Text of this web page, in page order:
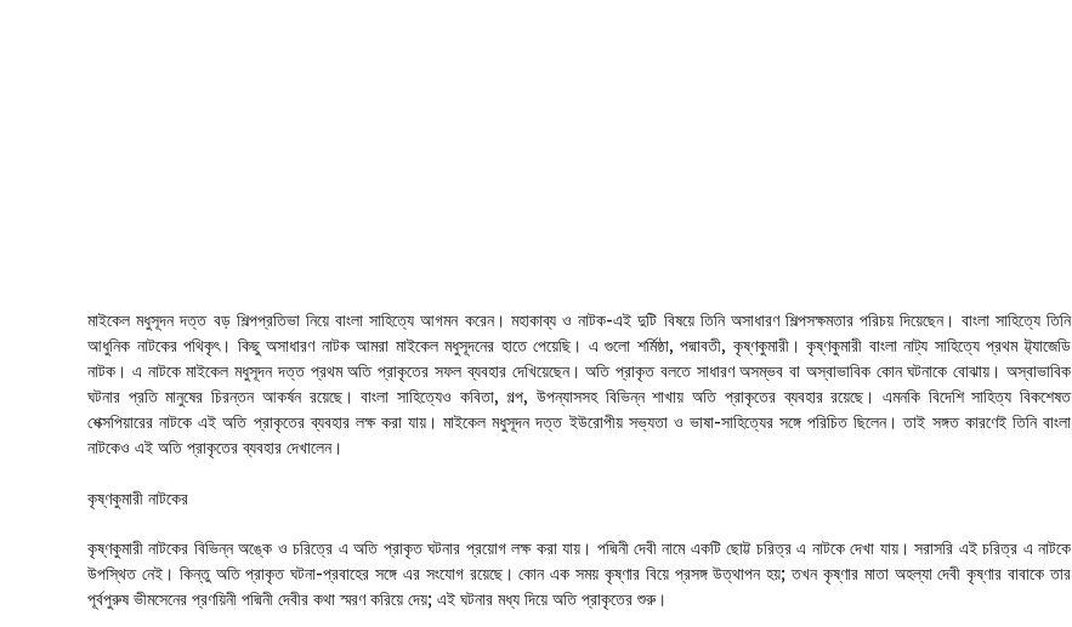
মাইকেল মধুসূদন দত্ত বড় শিল্পপ্রতিভা নিয়ে বাংলা সাহিত্যে আগমন করেন। মহাকাব্য ও নাটক-এই দুটি বিষয়ে তিনি অসাধারণ শিল্পসক্ষমতার পরিচয় দিয়েছেন। বাংলা সাহিত্যে তিনি
আধুনিক নাটকের পথিকৃৎ। কিছু অসাধারণ নাটক আমরা মাইকেল মধুসূদনের হাতে পেয়েছি। এ গুলো শর্মিষ্ঠা, পদ্মাবতী, কৃষ্ণকুমারী। কৃষ্ণকুমারী বাংলা নাট্য সাহিত্যে প্রথম ট্ট্যাজেডি
নাটক। এ নাটকে মাইকেল মধুসূদন দত্ত প্রথম অতি প্রাকৃতের সফল ব্যবহার দেখিয়েছেন। অতি প্রাকৃত বলতে সাধারণ অসম্ভব বা অস্বাভাবিক কোন ঘটনাকে বোঝায়। অস্বাভাবিক
ঘটনার প্রতি মানুষের চিরন্তন আকর্ষন রয়েছে। বাংলা সাহিত্যেও কবিতা, গল্প, উপন্যাসসহ বিভিন্ন শাখায় অতি প্রাকৃতের ব্যবহার রয়েছে। এমনকি বিদেশি সাহিত্য বিকশেষত
শেক্সপিয়ারের নাটকে এই অতি প্রাকৃতের ব্যবহার লক্ষ করা যায়। মাইকেল মধুসূদন দত্ত ইউরোপীয় সভ্যতা ও ভাষা-সাহিত্যের সঙ্গে পরিচিত ছিলেন। তাই সঙ্গত কারণেই তিনি বাংলা
নাটকেও এই অতি প্রাকৃতের ব্যবহার দেখালেন।
কৃষ্ণকুমারী নাটকের
কৃষ্ণকুমারী নাটকের বিভিন্ন অঙ্কে ও চরিত্রে এ অতি প্রাকৃত ঘটনার প্রয়োগ লক্ষ করা যায়। পদ্মিনী দেবী নামে একটি ছোট্ট চরিত্র এ নাটকে দেখা যায়। সরাসরি এই চরিত্র এ নাটকে
উপস্থিত নেই। কিন্তু অতি প্রাকৃত ঘটনা-প্রবাহের সঙ্গে এর সংযোগ রয়েছে। কোন এক সময় কৃষ্ণার বিয়ে প্রসঙ্গ উত্থাপন হয়; তখন কৃষ্ণার মাতা অহল্যা দেবী কৃষ্ণার বাবাকে তার
পূর্বপুরুষ ভীমসেনের প্রণয়িনী পদ্মিনী দেবীর কথা স্মরণ করিয়ে দেয়; এই ঘটনার মধ্য দিয়ে অতি প্রাকৃতের শুরু।